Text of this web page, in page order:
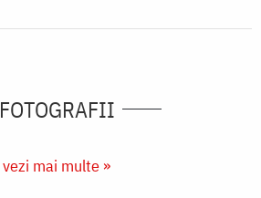
FOTOGRAFII
vezi mai multe »